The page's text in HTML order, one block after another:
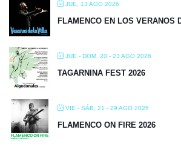
JUE, 13 AGO 2026
FLAMENCO EN LOS VERANOS
JUE - DOM, 20 - 23 AGO 2026
TAGARNINA FEST 2026
VIE - SÁB, 21 - 29 AGO 2026
FLAMENCO ON FIRE 2026